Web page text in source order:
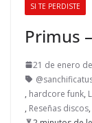
SI TE PERDISTE
Primus
21 de enero
, hardcore funk,
, Reseñas discos,